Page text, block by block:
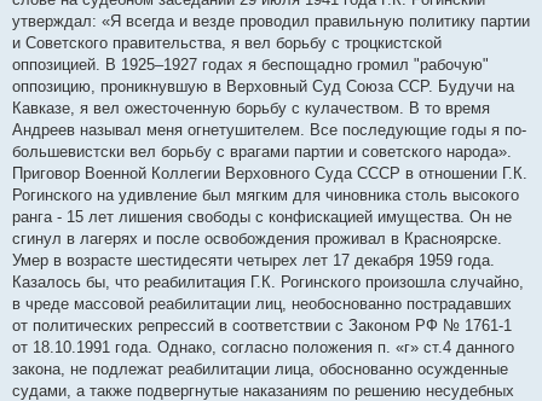
утверждал: «Я всегда и везде проводил правильную политику партии
и Советского правительства, я вел борьбу с троцкистской
оппозицией. В 1925–1927 годах я беспощадно громил "рабочую"
оппозицию, проникнувшую в Верховный Суд Союза ССР. Будучи на
Кавказе, я вел ожесточенную борьбу с кулачеством. В то время
Андреев называл меня огнетушителем. Все последующие годы я по-
большевистски вел борьбу с врагами партии и советского народа».
Приговор Военной Коллегии Верховного Суда СССР в отношении Г.К.
Рогинского на удивление был мягким для чиновника столь высокого
ранга - 15 лет лишения свободы с конфискацией имущества. Он не
сгинул в лагерях и после освобождения проживал в Красноярске.
Умер в возрасте шестидесяти четырех лет 17 декабря 1959 года.
Казалось бы, что реабилитация Г.К. Рогинского произошла случайно,
в чреде массовой реабилитации лиц, необоснованно пострадавших
от политических репрессий в соответствии с Законом РФ № 1761-1
от 18.10.1991 года. Однако, согласно положения п. «г» ст.4 данного
закона, не подлежат реабилитации лица, обоснованно осужденные
судами, а также подвергнутые наказаниям по решению несудебных